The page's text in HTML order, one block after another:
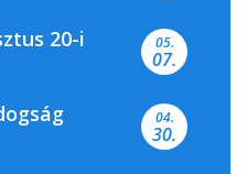
20-i 05.
07.
04.
30.